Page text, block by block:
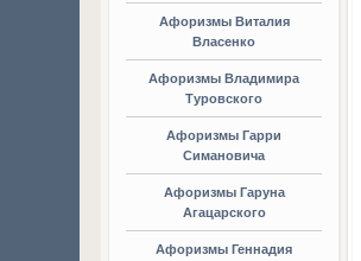
Афоризмы Виталия
Власенко
Афоризмы Владимира
Туровского
Афоризмы Гарри
Симановича
Афоризмы Гаруна
Агацарского
Афоризмы Геннадия